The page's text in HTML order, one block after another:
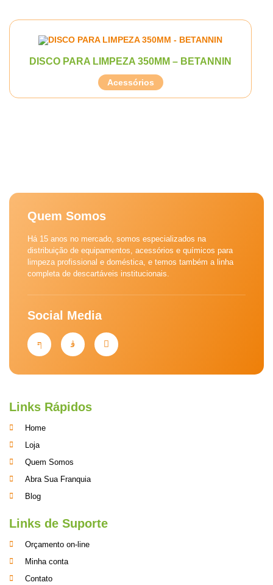
DISCO PARA LIMPEZA 350MM – BETANNIN
Acessórios
Quem Somos
Há 15 anos no mercado, somos especializados na
distribuição de equipamentos, acessórios e químicos para
limpeza profissional e doméstica, e temos também a linha
completa de descartáveis institucionais.
Social Media
Links Rápidos
Home
Loja
Quem Somos
Abra Sua Franquia
Blog
Links de Suporte
Orçamento on-line
Minha conta
Contato